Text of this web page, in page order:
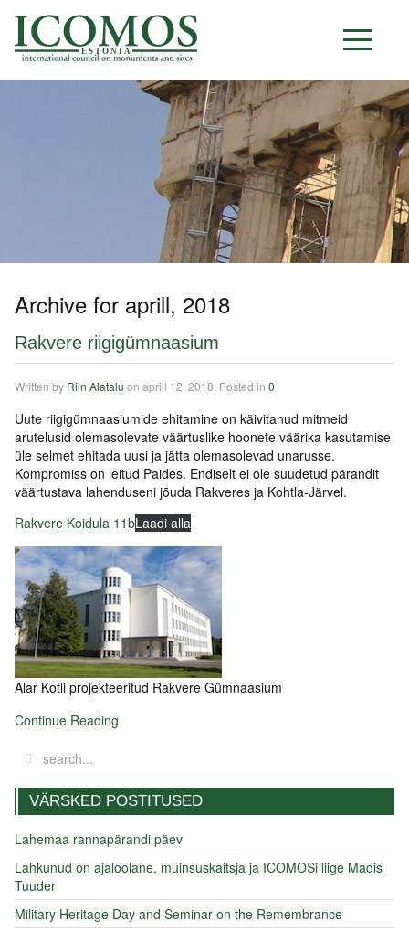
E S T O N I A
Archive for aprill, 2018
Rakvere riigigümnaasium
Written by Riin Alatalu on aprill 12, 2018 . Posted in 0
Uute riigigümnaasiumide ehitamine on käivitanud mitmeid
arutelusid olemasolevate väärtuslike hoonete väärika kasutamise
üle selmet ehitada uusi ja jätta olemasolevad unarusse.
Kompromiss on leitud Paides. Endiselt ei ole suudetud pärandit
väärtustava lahenduseni jõuda Rakveres ja Kohtla-Järvel.
Rakvere Koidula 11bLaadi alla
Alar Kotli projekteeritud Rakvere Gümnaasium
Continue Reading
VÄRSKED POSTITUSED
Lahemaa rannapärandi päev
Lahkunud on ajaloolane, muinsuskaitsja ja ICOMOSi liige Madis
Tuuder
Military Heritage Day and Seminar on the Remembrance